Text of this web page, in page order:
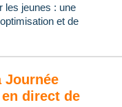
les jeunes : une
et de
Journée
direct de